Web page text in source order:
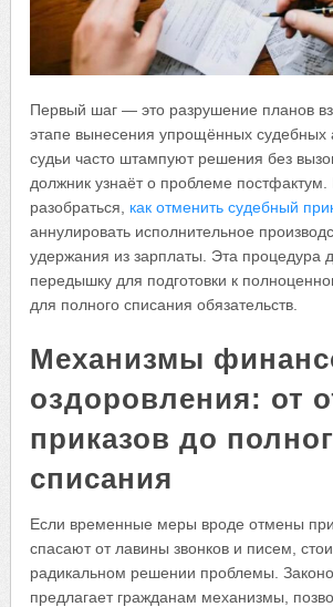
Первый шаг — это разрушение планов
этапе вынесения упрощённых судебных
судьи часто штампуют решения без
должник узнаёт о проблеме
разобраться, как отменить судебный
аннулировать исполнительное
удержания из зарплаты. Эта процедура
передышку для подготовки к
для полного списания обязательств.
Механизмы
оздоровления: от
приказов до
списания
Если временные меры вроде отмены
спасают от лавины звонков и писем,
радикальном решении проблемы.
предлагает гражданам механизмы,